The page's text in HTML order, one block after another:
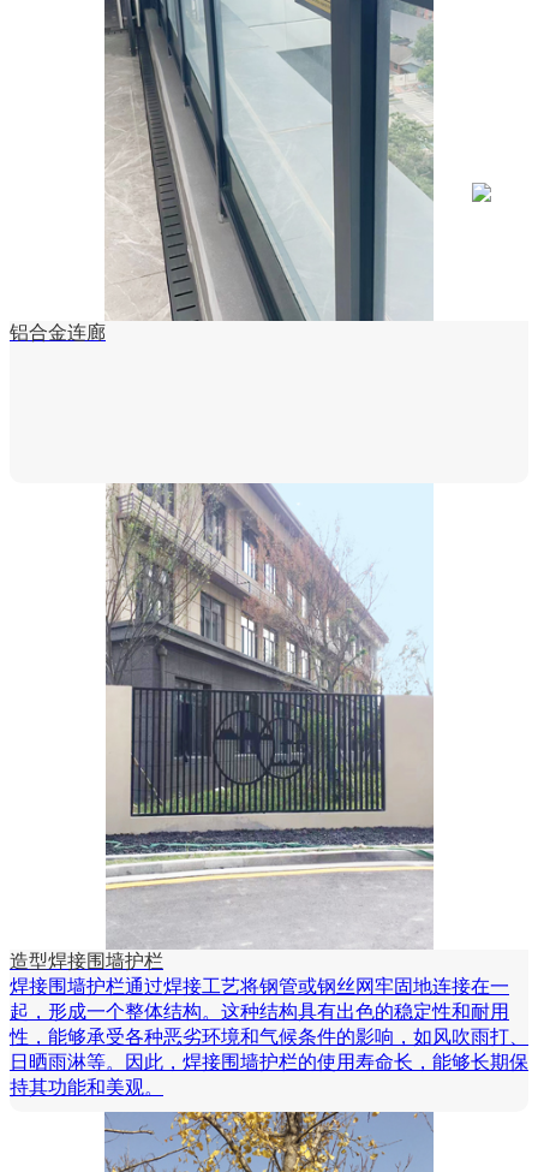
铝合金连廊
造型焊接围墙护栏
焊接围墙护栏通过焊接工艺将钢管或钢丝网牢固地连接在一
起，形成一个整体结构。这种结构具有出色的稳定性和耐用
性，能够承受各种恶劣环境和气候条件的影响，如风吹雨打、
日晒雨淋等。因此，焊接围墙护栏的使用寿命长，能够长期保
持其功能和美观。